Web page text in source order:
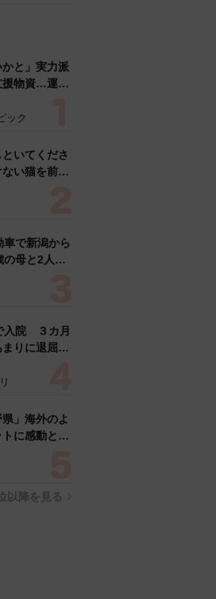
かと」実力派
援物資…運搬
ど伝わる」
ック
といてくださ
い猫を前に
「命の重
で新潟から
母と2人で
大学生で
入院 ３カ月
りに退屈で
ブックを見
県」海外のよ
に感動と反
いた」
以降を見る